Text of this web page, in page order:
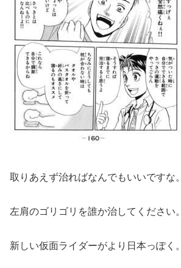
取りあえず治ればなんでもいいですな。
左肩のゴリゴリを誰か治してください。
新しい仮面ライダーがより日本っぽく。